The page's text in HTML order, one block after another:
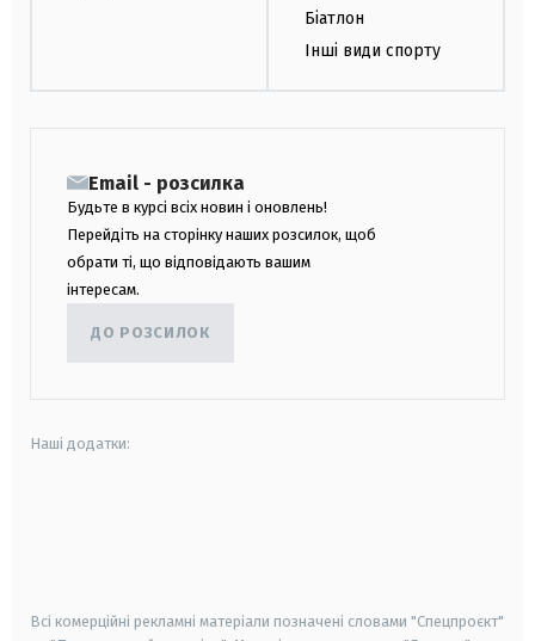
Біатлон
Інші види спорту
Email - розсилка
Будьте в курсі всіх новин і оновлень!
Перейдіть на сторінку наших розсилок, щоб
обрати ті, що відповідають вашим
інтересам.
ДО РОЗСИЛОК
Наші додатки:
Всі комерційні рекламні матеріали позначені словами "Спецпроєкт"